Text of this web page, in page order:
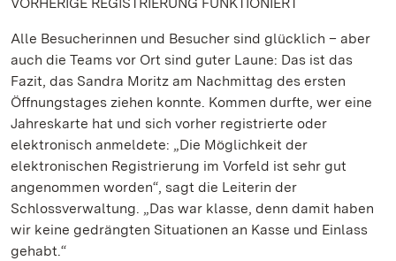
Alle Besucherinnen und Besucher sind glücklich – aber
auch die Teams vor Ort sind guter Laune: Das ist das
Fazit, das Sandra Moritz am Nachmittag des ersten
Öffnungstages ziehen konnte. Kommen durfte, wer eine
Jahreskarte hat und sich vorher registrierte oder
elektronisch anmeldete: „Die Möglichkeit der
elektronischen Registrierung im Vorfeld ist sehr gut
angenommen worden“, sagt die Leiterin der
Schlossverwaltung. „Das war klasse, denn damit haben
wir keine gedrängten Situationen an Kasse und Einlass
gehabt.“